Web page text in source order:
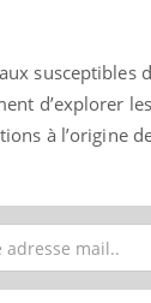
d’explorer
à l’origine